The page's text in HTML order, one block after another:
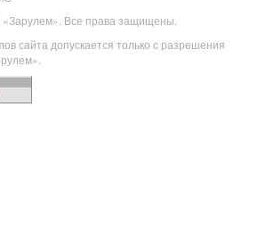
Все права защищены.
сайта допускается только с разрешения